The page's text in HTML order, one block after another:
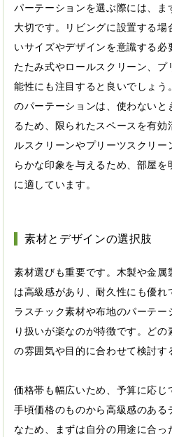
パーテーションを選ぶ際には、ま
大切です。リビングに設置する場
いサイズやデザインを意識する必
たたみ式やロールスクリーン、
能性にも注目すると良いでしょう
のパーテーションは、使わないと
るため、限られたスペースを有効
ルスクリーンやプリーツスクリー
らかな印象を与えるため、部屋
に適しています。
素材とデザインの選択肢
素材選びも重要です。木製や金属
は高級感があり、耐久性にも優
ラスチック素材や布地のパーテー
り扱いが楽なのが特徴です。ど
の雰囲気や目的に合わせて検討す
価格帯も幅広いため、予算に応じ
手頃価格のものから高級感のある
なため、まずは自分の用途に合っ